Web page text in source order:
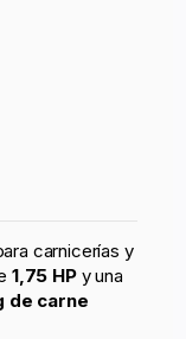
carnicerías y
1,75 HPy una
de carne